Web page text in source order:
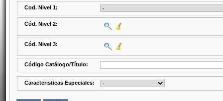
Cod. Nivel 1:
Cód. Nivel 2:
Cód. Nivel 3:
Código Catálogo/Título:
Caracteristicas Especiales: